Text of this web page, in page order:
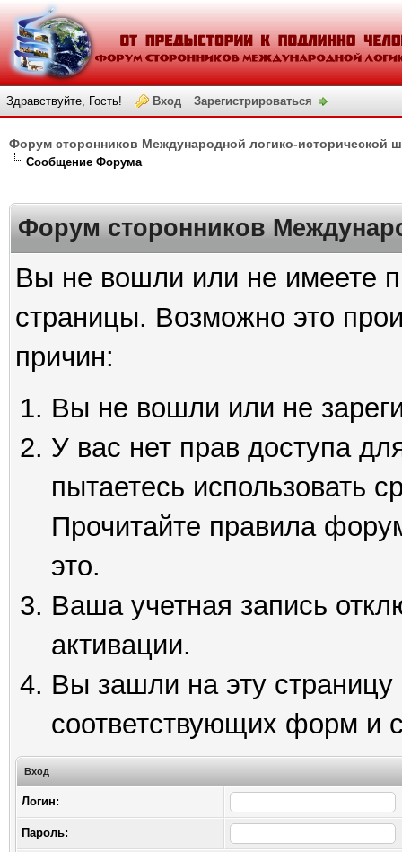
Здравствуйте, Гость! Вход Зарегистрироваться
Форум сторонников Международной логико-исторической
Сообщение Форума
Форум сторонников
Вы не вошли или не имеете
страницы. Возможно это
причин:
Вы не вошли или не
У вас нет прав доступа
пытаетесь использовать
Прочитайте правила
это.
Ваша учетная запись
активации.
Вы зашли на эту
соответствующих форм и
Вход
Логин:
Пароль: